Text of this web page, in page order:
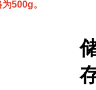
500g。